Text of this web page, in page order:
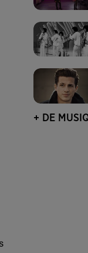
+ DE